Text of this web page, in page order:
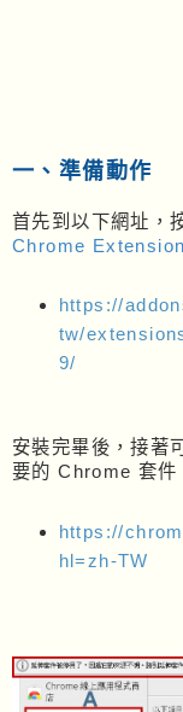
一、準備動作
首先到以下網址，
Chrome
https://
tw/
9/
安裝完畢後，接著
要的 Chrome 套件
https://
hl=zh-TW